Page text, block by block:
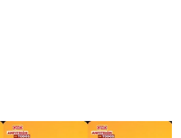
PUBLICIDAD